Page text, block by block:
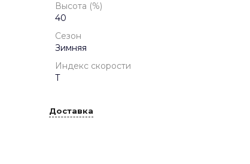
Высота (%)
40
Сезон
Зимняя
Индекс скорости
T
Доставка